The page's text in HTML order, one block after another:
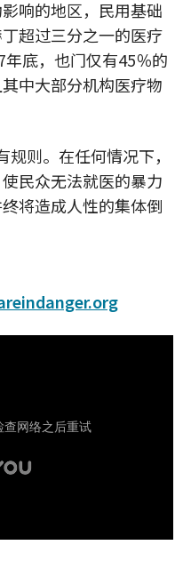
响的地区，民用基础
超过三分之一的医疗
底，也门仅有45％的
中大部分机构医疗物
则。在任何情况下，
民众无法就医的暴力
将造成人性的集体倒